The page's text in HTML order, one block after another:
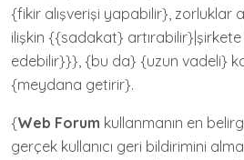
{fikir alışverişi yapabilir}, zorluklar
ilişkin {{sadakat}
edebilir}}}, {bu da} {uzun vadeli}
{meydana getirir}.
{Web Forum kullanmanın en
gerçek kullanıcı geri bildirimini